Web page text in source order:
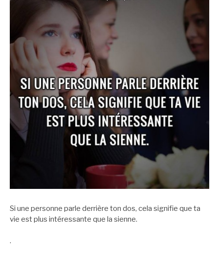
Si une personne parle derrière ton dos, cela signifie que ta
vie est plus intéressante que la sienne.
.